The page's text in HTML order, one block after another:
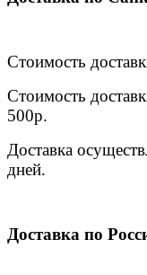
Стоимость
Стоимость
500р.
Доставка
дней.
Доставка по